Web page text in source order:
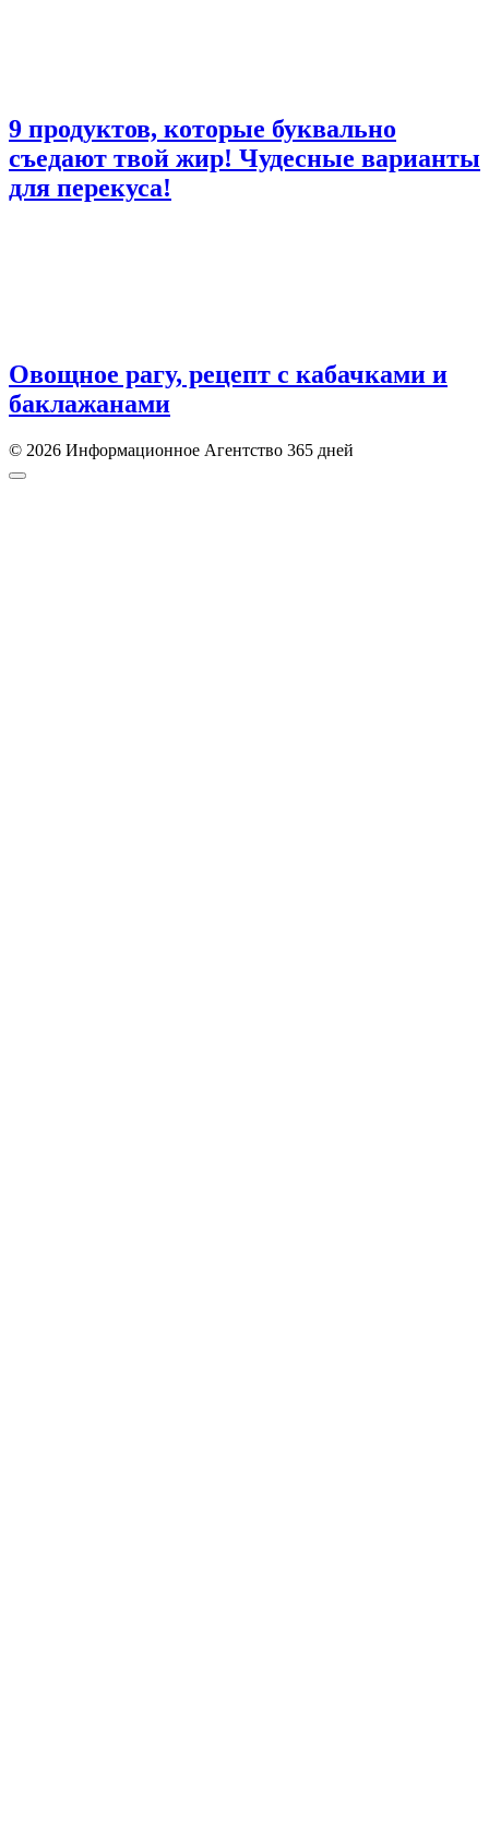
9 продуктов, которые буквально
съедают твой жир! Чудесные варианты
для перекуса!
Овощное рагу, рецепт с кабачками и
баклажанами
© 2026 Информационное Агентство 365 дней